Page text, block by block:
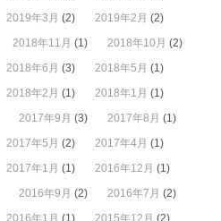
2019年3月 (2) 2019年2月 (2)
2018年11月 (1) 2018年10月 (2)
2018年6月 (3) 2018年5月 (1)
2018年2月 (1) 2018年1月 (1)
2017年9月 (3) 2017年8月 (1)
2017年5月 (2) 2017年4月 (1)
2017年1月 (1) 2016年12月 (1)
2016年9月 (2) 2016年7月 (2)
2016年1月 (1) 2015年12月 (2)